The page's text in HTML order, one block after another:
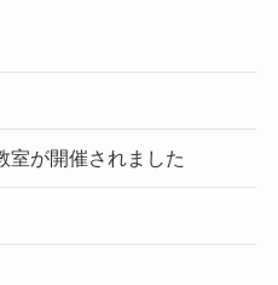
が開催されました